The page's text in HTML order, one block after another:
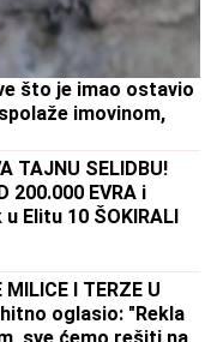
što je imao ostavio
imovinom,
TAJNU SELIDBU!
200.000 EVRA i
Elitu 10 ŠOKIRALI
I TERZE U
hitno oglasio: "Rekla
sve ćemo rešiti na